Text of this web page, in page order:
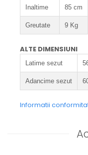
Inaltime 85 cm
Greutate 9 Kg
ALTE DIMENSIUNI
Latime sezut
Adancime sezut
Informatii